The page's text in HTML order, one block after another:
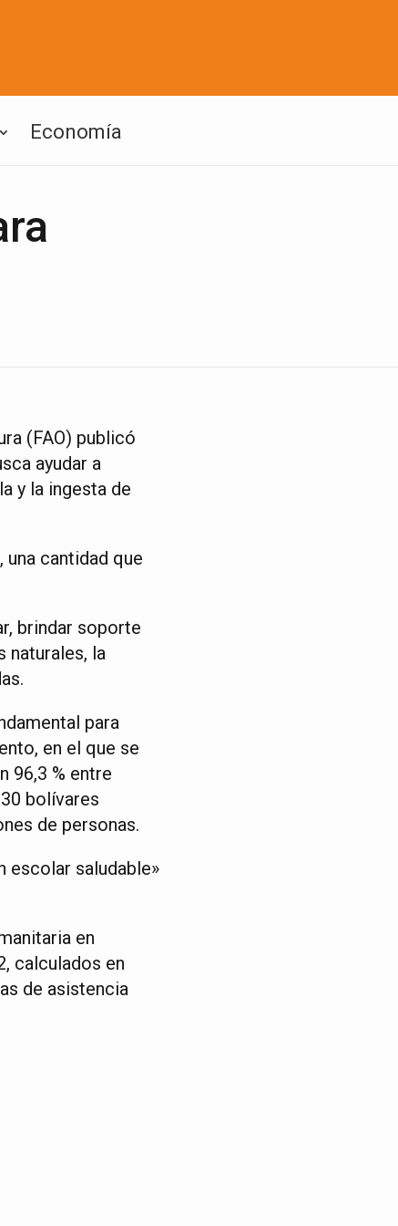
Economía
(FAO) publicó
ayudar a
y la ingesta de
cantidad que
brindar soporte
naturales, la
para
en el que se
96,3 % entre
bolívares
de personas.
escolar saludable»
en
calculados en
de asistencia